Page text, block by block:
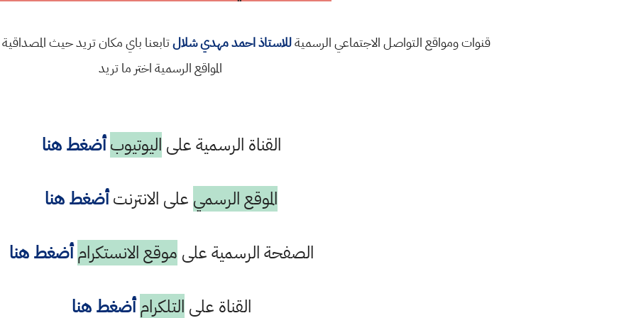
قنوات ومواقع التواصل الاجتماعي الرسميةللاستاذ احمد مهدي شلالتابعنا باي مكان تريد حيث
المواقع الرسمية اختر ما تريد
القناة الرسمية على اليوتيوب أضغط هنا
الموقع الرسمي على الانترنتأضغط هنا
الصفحة الرسمية على موقع الانستكرام أضغط هنا
القناة على التلكرام أضغط هنا